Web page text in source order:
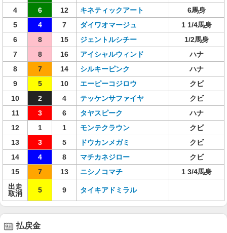
4
6 12 キネティックアート
6馬身
5
4 7 ダイワオマージュ
1 1/4馬身
6
8 15 ジェントルシチー
1/2馬身
7
8 16 アイシャルウィンド
ハナ
8
7 14 シルキーピンク
ハナ
9
5 10 エーピーコジロウ
クビ
10
2 4 テッケンサファイヤ
クビ
11
3 6 タヤスピーク
ハナ
12
1 1 モンテクラウン
クビ
13
3 5 ドウカンメガミ
クビ
14
4 8 マチカネジロー
クビ
15
7 13 ニシノコマチ
1 3/4馬身
出走
取消
5 9 タイキアドミラル
払戻金